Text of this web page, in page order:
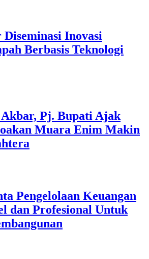
Inovasi
Berbasis Teknologi
Pj. Bupati Ajak
Muara Enim Makin
Pengelolaan Keuangan
dan Profesional Untuk